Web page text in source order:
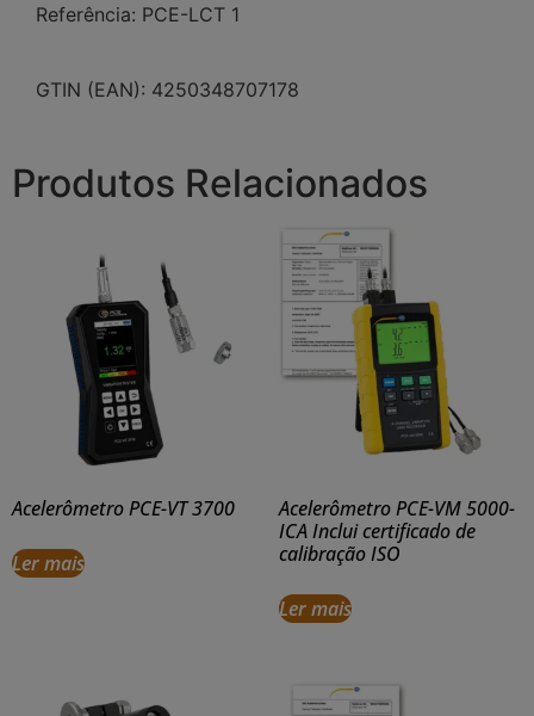
Referência: PCE-LCT 1
GTIN (EAN): 4250348707178
Produtos Relacionados
Acelerômetro PCE-VT 3700
Ler mais
Acelerômetro PCE-VM 5000-
ICA Inclui certificado de
calibração ISO
Ler mais